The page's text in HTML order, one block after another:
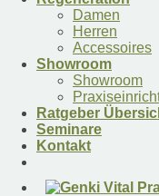
Damen
Herren
Accessoires
Showroom
Showroom
Ratgeber
Seminare
Kontakt